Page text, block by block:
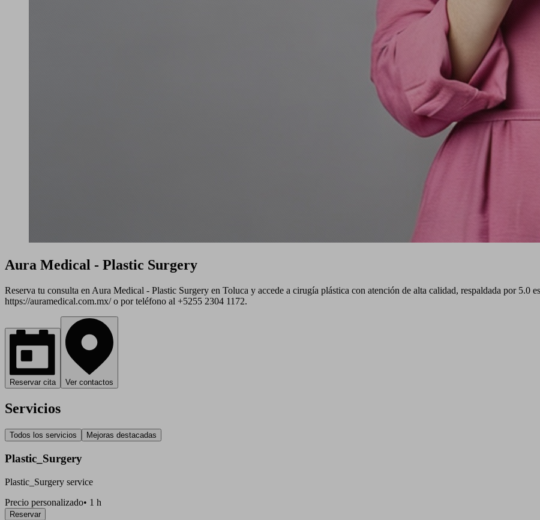
Aura Medical - Plastic Surgery
Reserva tu consulta en Aura Medical - Plastic Surgery en Toluca y accede a cirugía plástica con atención de alta calidad, respaldada por 5.0
https://auramedical.com.mx/ o por teléfono al +5255 2304 1172.
Reservar cita Ver contactos
Servicios
Todos los servicios Mejoras destacadas
Plastic_Surgery
Plastic_Surgery service
Precio personalizado• 1 h
Reservar